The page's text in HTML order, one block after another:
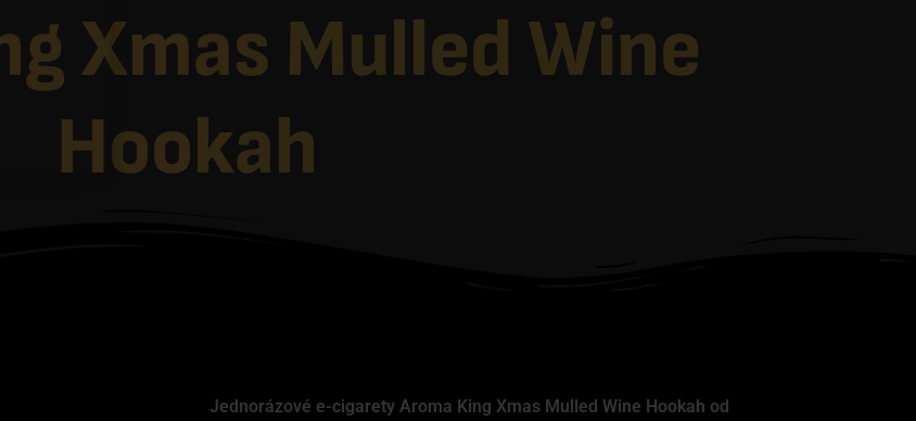
Xmas Mulled Wine
Hookah
Jednorázové e-cigarety Aroma King Xmas Mulled Wine Hookah od